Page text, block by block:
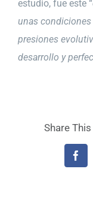
estudio, fue este “
unas
presiones
desarrollo y
Share